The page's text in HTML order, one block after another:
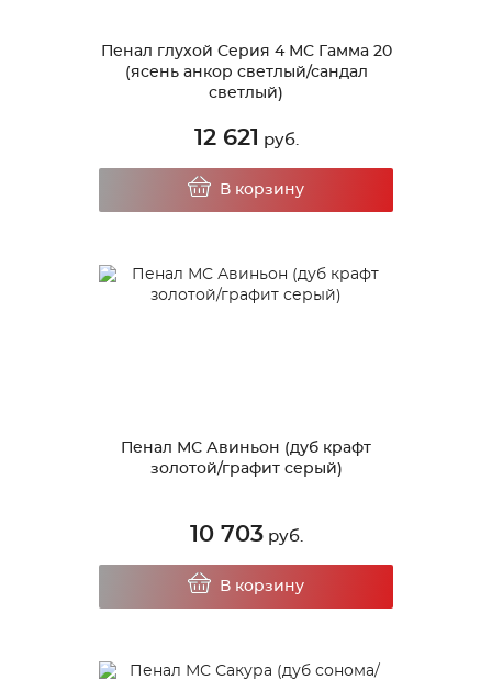
Пенал глухой Серия 4 МС Гамма 20
(ясень анкор светлый/сандал
светлый)
12 621 руб.
В корзину
Пенал МС Авиньон (дуб крафт
золотой/графит серый)
10 703руб.
В корзину